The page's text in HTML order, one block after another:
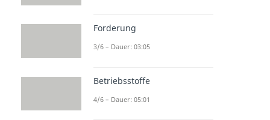
Forderung
3/6 – Dauer: 03:05
Betriebsstoffe
4/6 – Dauer: 05:01